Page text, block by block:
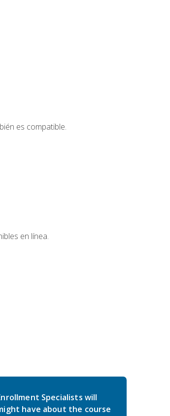
es compatible.
en línea.
Specialists will
have about the course